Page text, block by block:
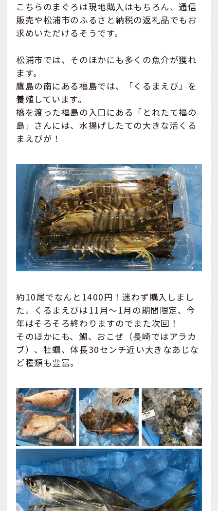
こちらのまぐろは現地購入はもちろん、通信
販売や松浦市のふるさと納税の返礼品でもお
求めいただけるそうです。
松浦市では、そのほかにも多くの魚介が獲れ
ます。
鷹島の南にある福島では、「くるまえび」を
養殖しています。
橋を渡った福島の入口にある「とれたて福の
島」さんには、水揚げしたての大きな活くる
まえびが！
約10尾でなんと1400円！迷わず購入しまし
た。くるまえびは11月～1月の期間限定、今
年はそろそろ終わりますのでまた次回！
そのほかにも、鯛、おこぜ（長崎ではアラカ
ブ）、牡蠣、体長30センチ近い大きなあじな
ど種類も豊富。